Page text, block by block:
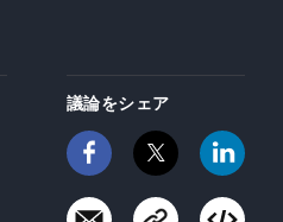
議論をシェア